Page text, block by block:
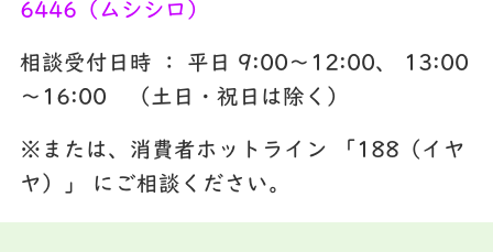
6446（ムシシロ）
相談受付日時 ： 平日 9:00～12:00、 13:00
～16:00 （土日・祝日は除く）
※または、消費者ホットライン 「188（イヤ
ヤ）」 にご相談ください。